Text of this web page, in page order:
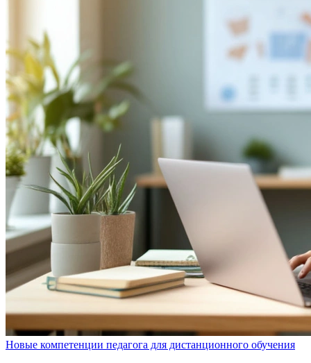
Новые компетенции педагога для дистанционного обучения